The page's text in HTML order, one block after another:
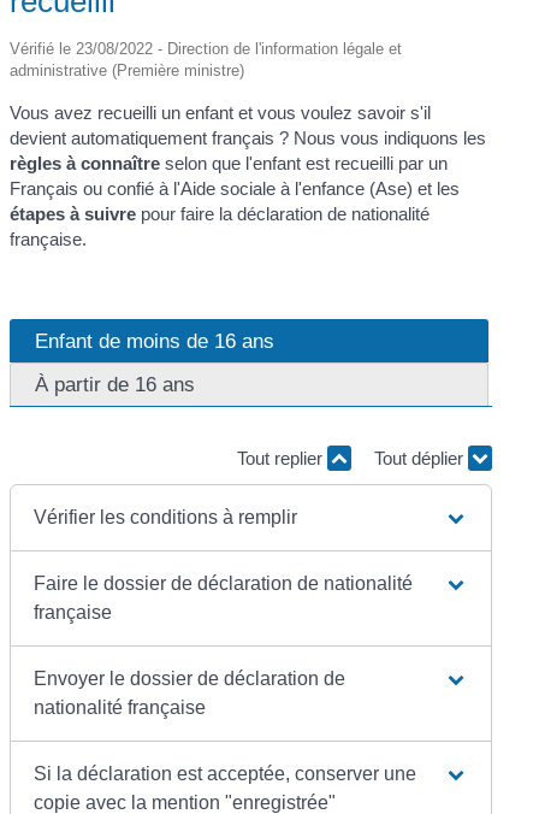
Vérifié le 23/08/2022 - Direction de l'information légale et
administrative (Première ministre)
Vous avez recueilli un enfant et vous voulez savoir s'il
devient automatiquement français ? Nous vous indiquons les
règles à connaître selon que l'enfant est recueilli par un
Français ou confié à l'Aide sociale à l'enfance (Ase) et les
étapes à suivre pour faire la déclaration de nationalité
française.
Enfant de moins de 16 ans
À partir de 16 ans
Tout replier Tout déplier
Vérifier les conditions à remplir
Faire le dossier de déclaration de nationalité
française
Envoyer le dossier de déclaration de
nationalité française
Si la déclaration est acceptée, conserver une
copie avec la mention "enregistrée"